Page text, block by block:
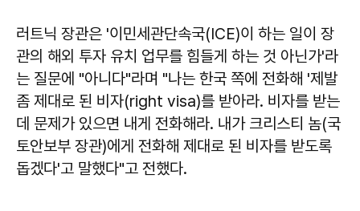
러트닉 장관은 '이민세관단속국(ICE)이 하는 일이 장
관의 해외 투자 유치 업무를 힘들게 하는 것 아닌가'라
는 질문에 "아니다"라며 "나는 한국 쪽에 전화해 '제발
좀 제대로 된 비자(right visa)를 받아라. 비자를 받는
데 문제가 있으면 내게 전화해라. 내가 크리스티 놈(국
토안보부 장관)에게 전화해 제대로 된 비자를 받도록
돕겠다'고 말했다"고 전했다.